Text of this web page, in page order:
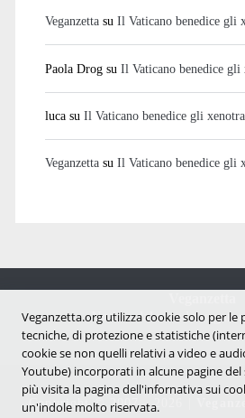
Veganzettasu Il Vaticano benedice gli
Paola Drogsu Il Vaticano benedice gli
lucasu Il Vaticano benedice gli
Veganzettasu Il Vaticano benedice gli
Notizie dal mondo vegan
Copyright © 2007 - 2026 |
Veganzetta.org utilizza cookie solo per
tecniche, di protezione e statistiche
cookie se non quelli relativi a video e
Youtube) incorporati in alcune pagine del
più visita la pagina dell'infornativa sui
un'indole molto riservata.